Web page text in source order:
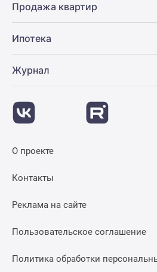
Продажа квартир
Ипотека
Журнал
О проекте
Контакты
Реклама на сайте
Пользовательское соглашение
Политика обработки